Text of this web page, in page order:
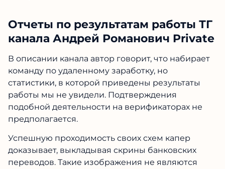
Отчеты по результатам работы ТГ
канала Андрей Романович Private
В описании канала автор говорит, что набирает
команду по удаленному заработку, но
статистики, в которой приведены результаты
работы мы не увидели. Подтверждения
подобной деятельности на верификаторах не
предполагается.
Успешную проходимость своих схем капер
доказывает, выкладывая скрины банковских
переводов. Такие изображения не являются